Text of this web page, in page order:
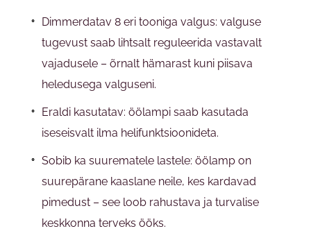
Dimmerdatav 8 eri tooniga valgus: valguse
tugevust saab lihtsalt reguleerida vastavalt
vajadusele – õrnalt hämarast kuni piisava
heledusega valguseni.
Eraldi kasutatav: öölampi saab kasutada
iseseisvalt ilma helifunktsioonideta.
Sobib ka suurematele lastele: öölamp on
suurepärane kaaslane neile, kes kardavad
pimedust – see loob rahustava ja turvalise
keskkonna terveks ööks.